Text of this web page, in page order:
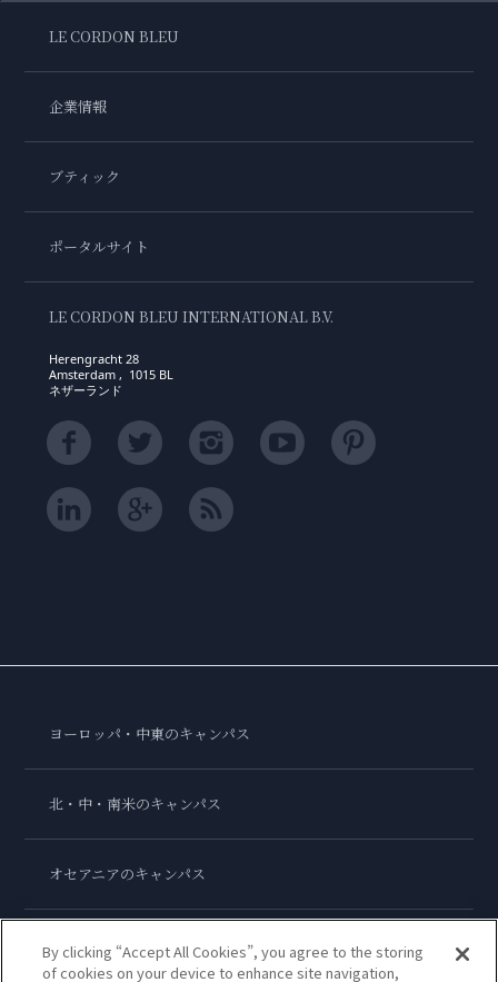
LE CORDON BLEU
企業情報
ブティック
ポータルサイト
LE CORDON BLEU INTERNATIONAL B.V.
Herengracht 28
Amsterdam , 1015 BL
ネザーランド
ヨーロッパ・中東のキャンパス
北・中・南米のキャンパス
オセアニアのキャンパス
アジアのキャンパス
By clicking “Accept All Cookies”, you agree to the storing
of cookies on your device to enhance site navigation,